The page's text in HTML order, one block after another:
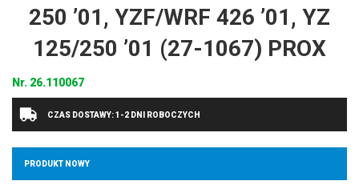
250 ’01, YZF/WRF 426 ’01, YZ
125/250 ’01 (27-1067) PROX
Nr. 26.110067
CZAS DOSTAWY: 1-2 DNI ROBOCZYCH
PRODUKT NOWY